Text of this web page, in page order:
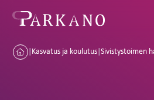
|Kasvatus ja koulutus|Sivistystoimen